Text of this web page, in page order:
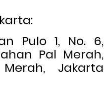
Pulo 1, No. 6,
Pal Merah,
Jakarta